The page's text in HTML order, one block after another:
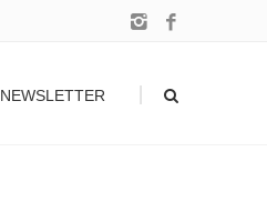
NEWSLETTER